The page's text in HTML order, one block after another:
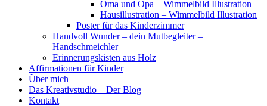
Oma und Opa – Wimmelbild Illustration
Hausillustration – Wimmelbild Illustration
Poster für das Kinderzimmer
Handvoll Wunder – dein Mutbegleiter –
Handschmeichler
Erinnerungskisten aus Holz
Affirmationen für Kinder
Über mich
Das Kreativstudio – Der Blog
Kontakt